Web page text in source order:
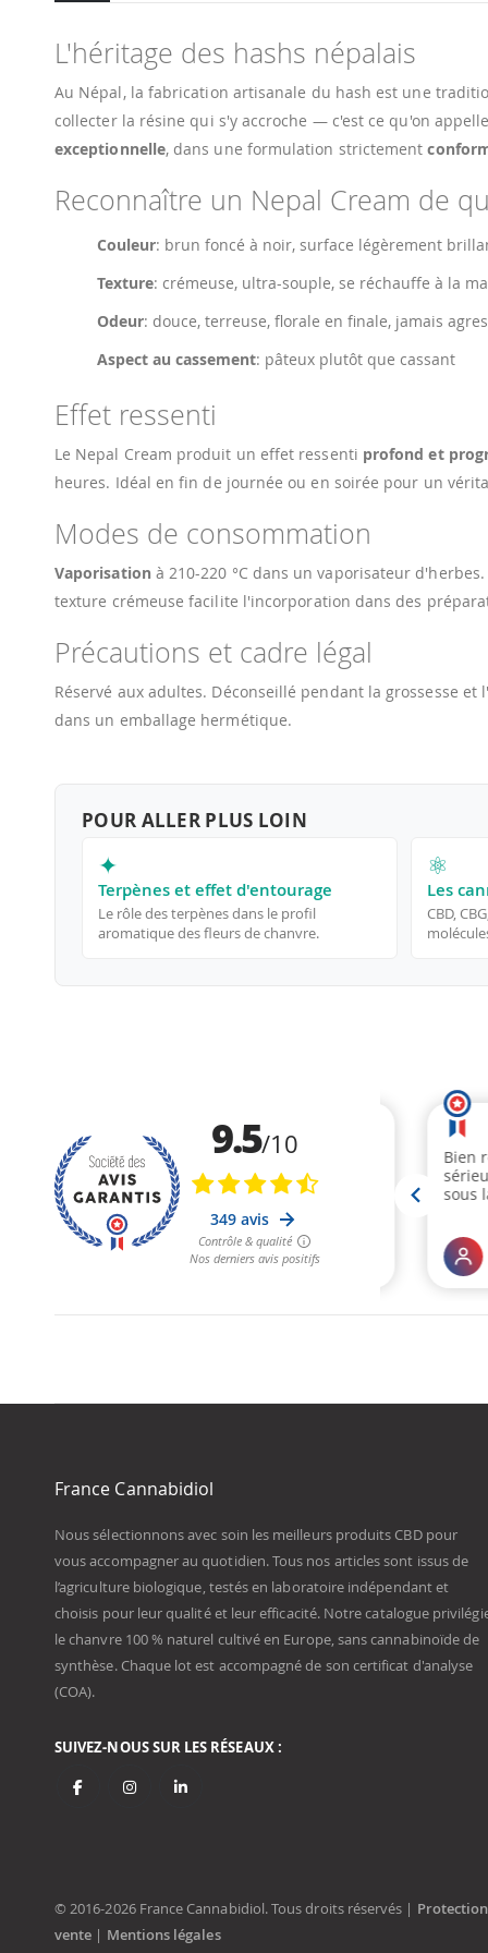
L'héritage des hashs népalais
Au Népal, la fabrication artisanale du hash est une
collecter la résine qui s'y accroche — c'est ce qu'on
exceptionnelle, dans une formulation strictement
Reconnaître un Nepal Cream de
Couleur: brun foncé à noir, surface légèrement
Texture: crémeuse, ultra-souple, se réchauffe à la
Odeur: douce, terreuse, florale en finale, jamais
Aspect au cassement: pâteux plutôt que cassant
Effet ressenti
Le Nepal Cream produit un effet ressenti profond et
heures. Idéal en fin de journée ou en soirée pour un
Modes de consommation
Vaporisation à 210-220 °C dans un vaporisateur d'herbes.
texture crémeuse facilite l'incorporation dans des
Précautions et cadre légal
Réservé aux adultes. Déconseillé pendant la grossesse
dans un emballage hermétique.
POUR ALLER PLUS LOIN
✦
Terpènes et effet d'entourage
Le rôle des terpènes dans le profil
aromatique des fleurs de chanvre.
⚛
Les
CBD,
France Cannabidiol
Nous sélectionnons avec soin les meilleurs produits CBD pour
vous accompagner au quotidien. Tous nos articles sont issus de
l’agriculture biologique, testés en laboratoire indépendant et
choisis pour leur qualité et leur efficacité. Notre catalogue
le chanvre 100 % naturel cultivé en Europe, sans cannabinoïde de
synthèse. Chaque lot est accompagné de son certificat d'analyse
(COA).
SUIVEZ-NOUS SUR LES RÉSEAUX :
© 2016-2026 France Cannabidiol. Tous droits réservés |
vente | Mentions légales